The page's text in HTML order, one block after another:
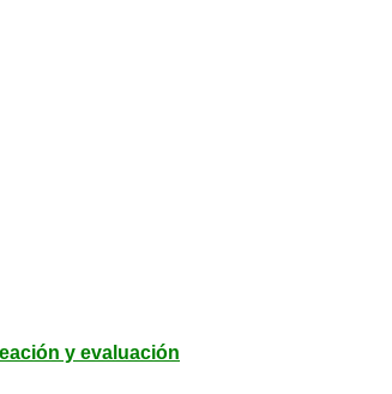
y evaluación